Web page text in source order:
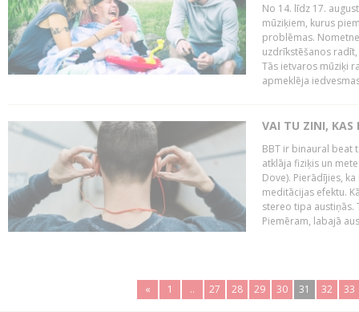
No 14. līdz 17.
mūziķiem, kurus
problēmas.
uzdrīkstēšanos
Tās ietvaros mūziķi
apmeklēja
VAI TU ZINI, KAS
BBT ir binaural beat
atklāja fiziķis un
Dove). Pierādījies,
meditācijas efektu.
stereo tipa austiņās.
Piemēram, labajā
« 1 .. 27 28 29 30 31 32 33